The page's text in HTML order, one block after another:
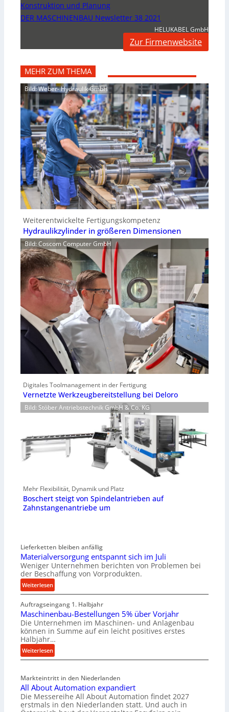
Konstruktion und Planung
DER MASCHINENBAU Newsletter 38 2021
HELUKABEL GmbH
Zur Firmenwebsite
MEHR ZUM THEMA
Bild: Weber- Hydraulik GmbH
Weiterentwickelte Fertigungskompetenz
Hydraulikzylinder in größeren Dimensionen
Bild: Coscom Computer GmbH
Digitales Toolmanagement in der Fertigung
Vernetzte Werkzeugbereitstellung bei Deloro
Bild: Stöber Antriebstechnik GmbH & Co. KG
Mehr Flexibilität, Dynamik und Platz
Boschert steigt von Spindelantrieben auf
Zahnstangenantriebe um
Lieferketten bleiben anfällig
Materialversorgung entspannt sich im Juli
Weniger Unternehmen berichten von Problemen bei
der Beschaffung von Vorprodukten.
Weiterlesen:
M
a
t
e
r
i
a
l
e
r
s
Auftragseingang 1. Halbjahr
Maschinenbau-Bestellungen 5% über Vorjahr
Die Unternehmen im Maschinen- und Anlagenbau
können in Summe auf ein leicht positives erstes
Halbjahr…
Weiterlesen:
M
s
c
h
i
Markteintritt in den Niederlanden
All About Automation expandiert
Die Messereihe All About Automation findet 2027
erstmals in den Niederlanden statt. Und auch in